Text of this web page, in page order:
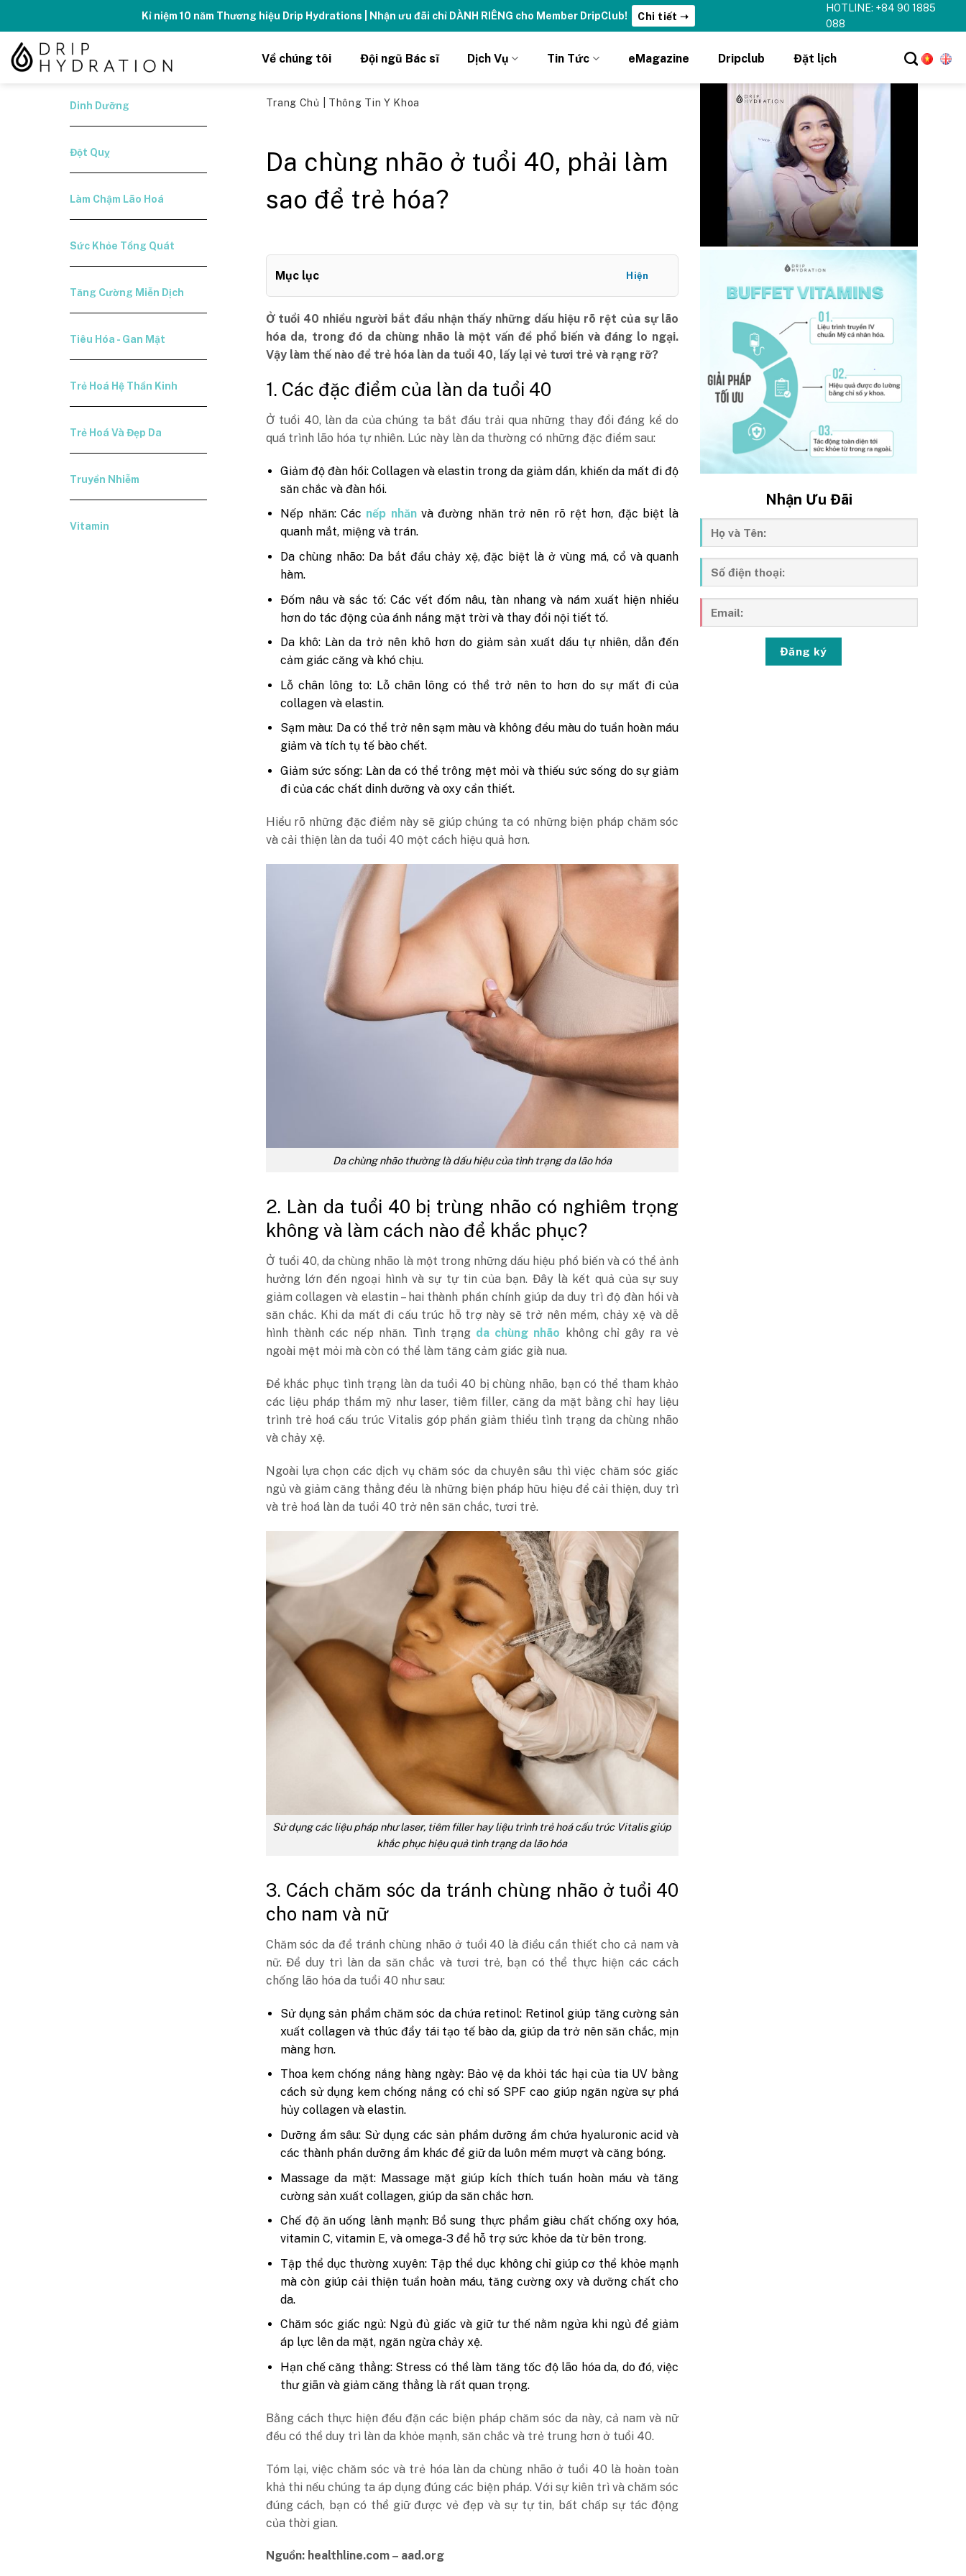
content
Tăng năng lượng - sống đỉnh cao với thẻ Vitamin Drip Membership. Xem ngay ➝
HOTLINE: +84 90 1885
088
Về chúng tôi Đội ngũ Bác sĩ Dịch Vụ Tin Tức eMagazine Dripclub Đặt lịch
Dinh Dưỡng
Đột Quỵ
Làm Chậm Lão Hoá
Sức Khỏe Tổng Quát
Tăng Cường Miễn Dịch
Tiêu Hóa - Gan Mật
Trẻ Hoá Hệ Thần Kinh
Trẻ Hoá Và Đẹp Da
Truyền Nhiễm
Vitamin
Trang Chủ Thông Tin Y Khoa
Da chùng nhão ở tuổi 40, phải làm
sao để trẻ hóa?
Mục lục Hiện
Ở tuổi 40 nhiều người bắt đầu nhận thấy những dấu hiệu rõ rệt của sự lão
hóa da, trong đó da chùng nhão là một vấn đề phổ biến và đáng lo ngại.
Vậy làm thế nào để trẻ hóa làn da tuổi 40, lấy lại vẻ tươi trẻ và rạng rỡ?
1. Các đặc điểm của làn da tuổi 40
Ở tuổi 40, làn da của chúng ta bắt đầu trải qua những thay đổi đáng kể do
quá trình lão hóa tự nhiên. Lúc này làn da thường có những đặc điểm sau:
Giảm độ đàn hồi: Collagen và elastin trong da giảm dần, khiến da mất đi độ
săn chắc và đàn hồi.
Nếp nhăn: Các nếp nhănvà đường nhăn trở nên rõ rệt hơn, đặc biệt là
quanh mắt, miệng và trán.
Da chùng nhão: Da bắt đầu chảy xệ, đặc biệt là ở vùng má, cổ và quanh
hàm.
Đốm nâu và sắc tố: Các vết đốm nâu, tàn nhang và nám xuất hiện nhiều
hơn do tác động của ánh nắng mặt trời và thay đổi nội tiết tố.
Da khô: Làn da trở nên khô hơn do giảm sản xuất dầu tự nhiên, dẫn đến
cảm giác căng và khó chịu.
Lỗ chân lông to: Lỗ chân lông có thể trở nên to hơn do sự mất đi của
collagen và elastin.
Sạm màu: Da có thể trở nên sạm màu và không đều màu do tuần hoàn máu
giảm và tích tụ tế bào chết.
Giảm sức sống: Làn da có thể trông mệt mỏi và thiếu sức sống do sự giảm
đi của các chất dinh dưỡng và oxy cần thiết.
Hiểu rõ những đặc điểm này sẽ giúp chúng ta có những biện pháp chăm sóc
và cải thiện làn da tuổi 40 một cách hiệu quả hơn.
Da chùng nhão thường là dấu hiệu của tình trạng da lão hóa
2. Làn da tuổi 40 bị trùng nhão có nghiêm trọng
không và làm cách nào để khắc phục?
Ở tuổi 40, da chùng nhão là một trong những dấu hiệu phổ biến và có thể ảnh
hưởng lớn đến ngoại hình và sự tự tin của bạn. Đây là kết quả của sự suy
giảm collagen và elastin – hai thành phần chính giúp da duy trì độ đàn hồi và
săn chắc. Khi da mất đi cấu trúc hỗ trợ này sẽ trở nên mềm, chảy xệ và dễ
hình thành các nếp nhăn. Tình trạng da chùng nhão không chỉ gây ra vẻ
ngoài mệt mỏi mà còn có thể làm tăng cảm giác già nua.
Để khắc phục tình trạng làn da tuổi 40 bị chùng nhão, bạn có thể tham khảo
các liệu pháp thẩm mỹ như laser, tiêm filler, căng da mặt bằng chỉ hay liệu
trình trẻ hoá cấu trúc Vitalis góp phần giảm thiểu tình trạng da chùng nhão
và chảy xệ.
Ngoài lựa chọn các dịch vụ chăm sóc da chuyên sâu thì việc chăm sóc giấc
ngủ và giảm căng thẳng đều là những biện pháp hữu hiệu để cải thiện, duy trì
và trẻ hoá làn da tuổi 40 trở nên săn chắc, tươi trẻ.
Sử dụng các liệu pháp như laser, tiêm filler hay liệu trình trẻ hoá cấu trúc Vitalis giúp
khắc phục hiệu quả tình trạng da lão hóa
3. Cách chăm sóc da tránh chùng nhão ở tuổi 40
cho nam và nữ
Chăm sóc da để tránh chùng nhão ở tuổi 40 là điều cần thiết cho cả nam và
nữ. Để duy trì làn da săn chắc và tươi trẻ, bạn có thể thực hiện các cách
chống lão hóa da tuổi 40 như sau:
Sử dụng sản phẩm chăm sóc da chứa retinol: Retinol giúp tăng cường sản
xuất collagen và thúc đẩy tái tạo tế bào da, giúp da trở nên săn chắc, mịn
màng hơn.
Thoa kem chống nắng hàng ngày: Bảo vệ da khỏi tác hại của tia UV bằng
cách sử dụng kem chống nắng có chỉ số SPF cao giúp ngăn ngừa sự phá
hủy collagen và elastin.
Dưỡng ẩm sâu: Sử dụng các sản phẩm dưỡng ẩm chứa hyaluronic acid và
các thành phần dưỡng ẩm khác để giữ da luôn mềm mượt và căng bóng.
Massage da mặt: Massage mặt giúp kích thích tuần hoàn máu và tăng
cường sản xuất collagen, giúp da săn chắc hơn.
Chế độ ăn uống lành mạnh: Bổ sung thực phẩm giàu chất chống oxy hóa,
vitamin C, vitamin E, và omega-3 để hỗ trợ sức khỏe da từ bên trong.
Tập thể dục thường xuyên: Tập thể dục không chỉ giúp cơ thể khỏe mạnh
mà còn giúp cải thiện tuần hoàn máu, tăng cường oxy và dưỡng chất cho
da.
Chăm sóc giấc ngủ: Ngủ đủ giấc và giữ tư thế nằm ngửa khi ngủ để giảm
áp lực lên da mặt, ngăn ngừa chảy xệ.
Hạn chế căng thẳng: Stress có thể làm tăng tốc độ lão hóa da, do đó, việc
thư giãn và giảm căng thẳng là rất quan trọng.
Bằng cách thực hiện đều đặn các biện pháp chăm sóc da này, cả nam và nữ
đều có thể duy trì làn da khỏe mạnh, săn chắc và trẻ trung hơn ở tuổi 40.
Tóm lại, việc chăm sóc và trẻ hóa làn da chùng nhão ở tuổi 40 là hoàn toàn
khả thi nếu chúng ta áp dụng đúng các biện pháp. Với sự kiên trì và chăm sóc
đúng cách, bạn có thể giữ được vẻ đẹp và sự tự tin, bất chấp sự tác động
của thời gian.
Nguồn: healthline.com – aad.org
Nhận Ưu Đãi
Đăng ký